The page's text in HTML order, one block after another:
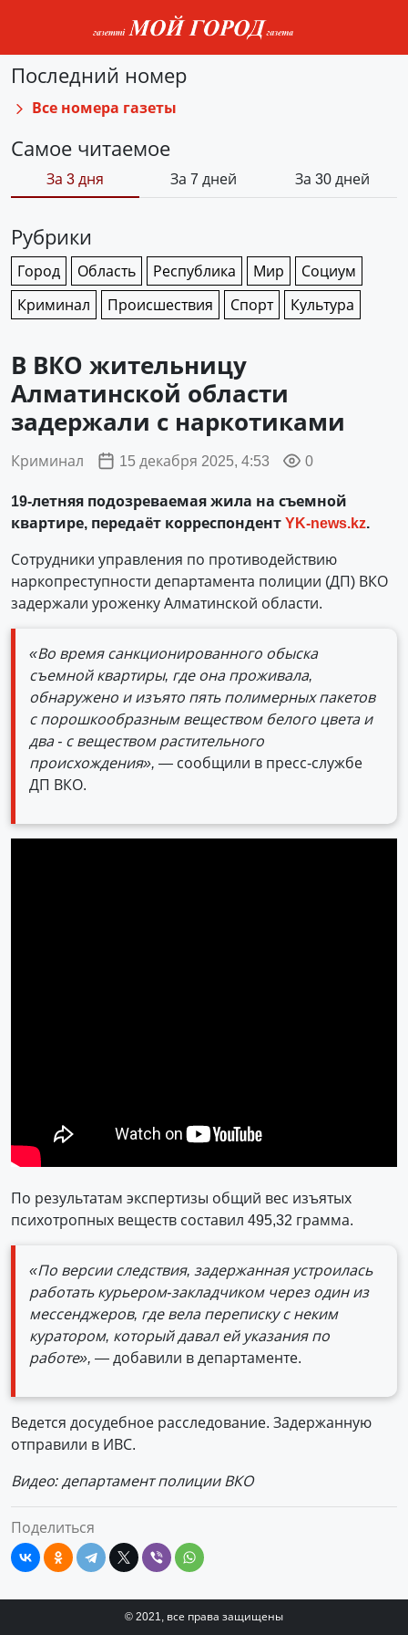
В ВКО жительницу
Алматинской области
задержали с наркотиками
Криминал 15 декабря 2025, 4:53
0
19-летняя подозреваемая жила на съемной
квартире, передаёт корреспондентYK-news.kz.
Сотрудники управления по противодействию
наркопреступности департамента полиции (ДП) ВКО
задержали уроженку Алматинской области.
«Во время санкционированного обыска
съемной квартиры, где она проживала,
обнаружено и изъято пять полимерных пакетов
с порошкообразным веществом белого цвета и
два - с веществом растительного
происхождения», — сообщили в пресс-службе
ДП ВКО.
По результатам экспертизы общий вес изъятых
психотропных веществ составил 495,32 грамма.
«По версии следствия, задержанная устроилась
работать курьером-закладчиком через один из
мессенджеров, где вела переписку с неким
куратором, который давал ей указания по
работе», —добавили в департаменте.
Ведется досудебное расследование. Задержанную
отправили в ИВС.
Видео: департамент полиции ВКО
Поделиться
Последний номер
Все номера газеты
Самое читаемое
За 3 дня За 7 дней За 30 дней
Рубрики
Город Область Республика Мир
Социум
Криминал
Происшествия Спорт Культура
© 2021, все права защищены